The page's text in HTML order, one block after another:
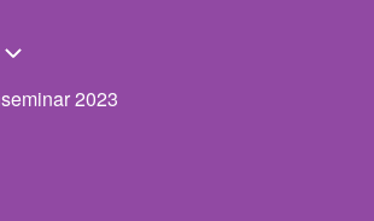
Unternavigation von Berichte und Fotos 2023
2023